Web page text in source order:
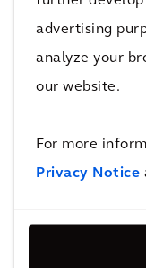
advertising
analyze your
our website.
For more
Privacy Notice
Die
gerade in
intelligentes
neuer